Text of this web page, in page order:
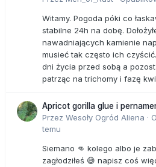
Witamy. Pogoda póki co
stabilne 24h na dobę.
nawadniających kamienie
musieć tak często ich
dni życia przed sobą a
patrząc na trichomy i fazę
Apricot gorilla glue i
Przez Wesoły Ogród Aliena ·
temu
Siemano 👊 kolego albo je
zagłodziłeś 😅 napisz coś